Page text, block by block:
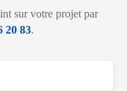
sur votre projet par
20 83.